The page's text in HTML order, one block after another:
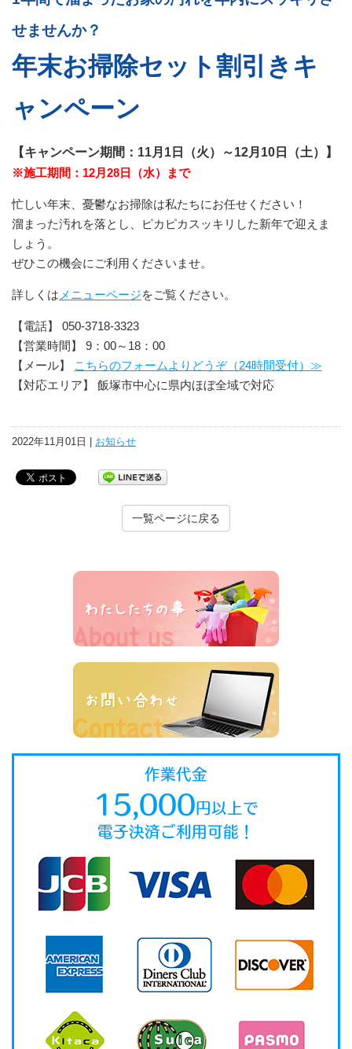
せませんか？
年末お掃除セット割引きキ
ャンペーン
【キャンペーン期間：11月1日（火）～12月10日（土）】
※施工期間：12月28日（水）まで
忙しい年末、憂鬱なお掃除は私たちにお任せください！
溜まった汚れを落とし、ピカピカスッキリした新年で迎えま
しょう。
ぜひこの機会にご利用くださいませ。
詳しくは メニューページをご覧ください。
【電話】 050-3718-3323
【営業時間】 9：00～18：00
【メール】
こちらのフォームよりどうぞ（24時間受付）≫
【対応エリア】 飯塚市中心に県内ほぼ全域で対応
2022年11月01日 | お知らせ
一覧ページに戻る
作業代金
15,000円以上で
電子決済ご利用可能！